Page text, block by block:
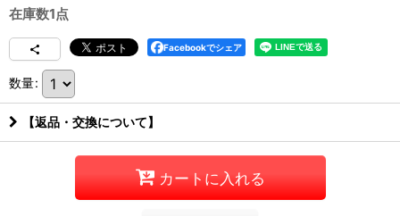
在庫数1点
Facebookでシェア
数量:
【返品・交換について】
カートに入れる